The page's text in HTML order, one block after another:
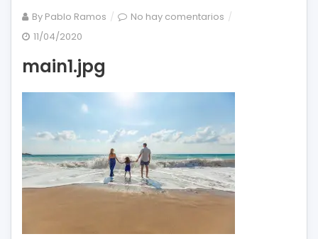
By Pablo Ramos No hay comentarios en
11/04/2020
main1.jpg